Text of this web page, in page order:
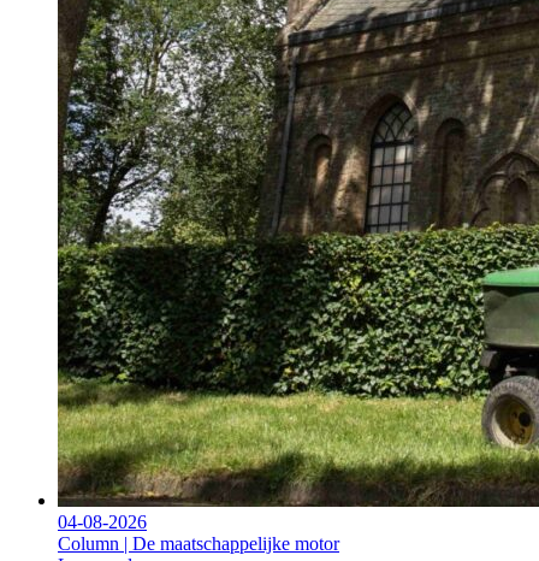
04-08-2026
Column | De maatschappelijke motor